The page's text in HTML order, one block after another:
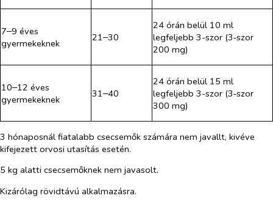
7–9 éves
gyermekeknek
21–30
24 órán belül 10 ml
legfeljebb 3-szor (3‑szor
200 mg)
10–12 éves
gyermekeknek
31–40
24 órán belül 15 ml
legfeljebb 3-szor (3‑szor
300 mg)
3 hónaposnál fiatalabb csecsemők számára nem javallt, kivéve
kifejezett orvosi utasítás esetén.
5 kg alatti csecsemőknek nem javasolt.
Kizárólag rövidtávú alkalmazásra.